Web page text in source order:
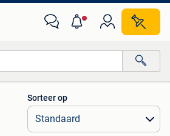
Alle afstanden…
Sorteer op